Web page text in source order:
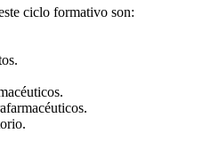
ciclo formativo son: